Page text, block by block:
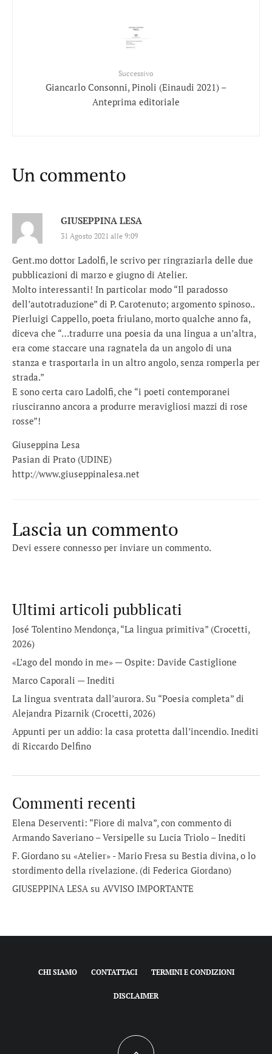
Successivo
Giancarlo Consonni, Pinoli (Einaudi 2021) –
Anteprima editoriale
Un commento
GIUSEPPINA LESA
31 Agosto 2021 alle 9:09
Gent.mo dottor Ladolfi, le scrivo per ringraziarla delle due
pubblicazioni di marzo e giugno di Atelier.
Molto interessanti! In particolar modo “Il paradosso
dell’autotraduzione” di P. Carotenuto; argomento spinoso..
Pierluigi Cappello, poeta friulano, morto qualche anno fa,
diceva che “…tradurre una poesia da una lingua a un’altra,
era come staccare una ragnatela da un angolo di una
stanza e trasportarla in un altro angolo, senza romperla per
strada.”
E sono certa caro Ladolfi, che “i poeti contemporanei
riusciranno ancora a produrre meravigliosi mazzi di rose
rosse”!
Giuseppina Lesa
Pasian di Prato (UDINE)
http://www.giuseppinalesa.net
Lascia un commento
Devi essere connesso per inviare un commento.
Ultimi articoli pubblicati
José Tolentino Mendonça, “La lingua primitiva” (Crocetti,
2026)
«L’ago del mondo in me» — Ospite: Davide Castiglione
Marco Caporali — Inediti
La lingua sventrata dall’aurora. Su “Poesia completa” di
Alejandra Pizarnik (Crocetti, 2026)
Appunti per un addio: la casa protetta dall’incendio. Inediti
di Riccardo Delfino
Commenti recenti
Elena Deserventi: “Fiore di malva”, con commento di
Armando Saveriano – Versipelle su Lucia Triolo – Inediti
F. Giordano su «Atelier» - Mario Fresa su Bestia divina, o lo
stordimento della rivelazione. (di Federica Giordano)
GIUSEPPINA LESAsu AVVISO IMPORTANTE
CHI SIAMO CONTATTACI TERMINI E CONDIZIONI
DISCLAIMER